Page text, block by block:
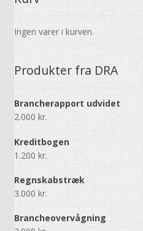
Ingen varer i kurven.
Produkter fra DRA
Brancherapport udvidet
2.000 kr.
Kreditbogen
1.200 kr.
Regnskabstræk
3.000 kr.
Brancheovervågning